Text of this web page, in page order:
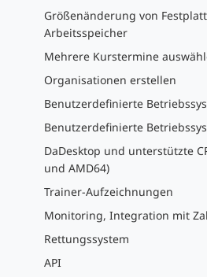
Größenänderung von
Arbeitsspeicher
Mehrere Kurstermine
Organisationen erstellen
Benutzerdefinierte
Benutzerdefinierte
DaDesktop und unterstützte
und AMD64)
Trainer-Aufzeichnungen
Monitoring, Integration mit
Rettungssystem
API